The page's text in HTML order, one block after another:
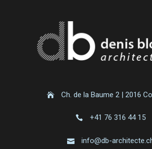
Ch. de la Baume 2 | 2016
+41 76 316 44 15
info@db-